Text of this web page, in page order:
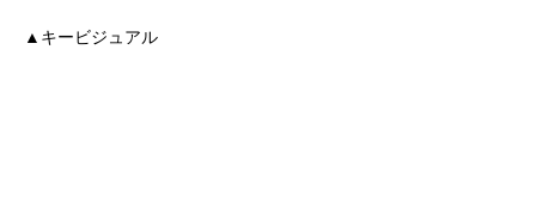
▲キービジュアル